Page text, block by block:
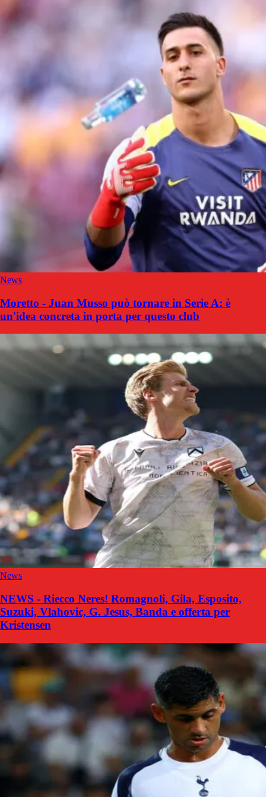
News
Moretto - Juan Musso può tornare in Serie A: è
un'idea concreta in porta per questo club
News
NEWS - Riecco Neres! Romagnoli, Gila, Esposito,
Suzuki, Vlahovic, G. Jesus, Banda e offerta per
Kristensen